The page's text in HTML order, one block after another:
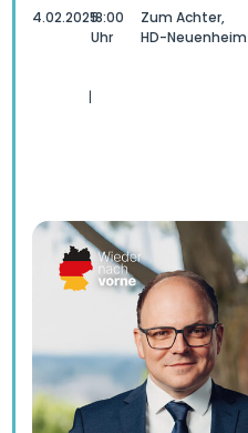
4.02.2025
|
18:00
Uhr
Zum Achter,
HD-Neuenheim